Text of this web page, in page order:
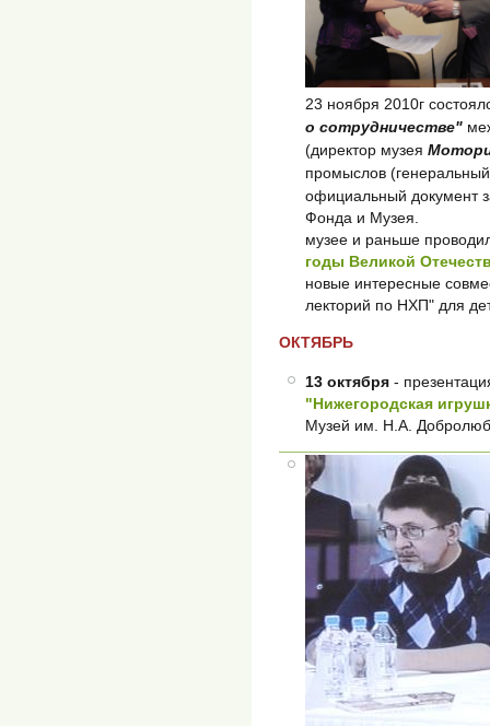
23 ноября 2010г
о сотрудничестве"
(директор музея
промыслов
официальный документ
Фонда и Музея.
музее и раньше
годы Великой
новые интересные
лекторий по НХП" для
ОКТЯБРЬ
13 октября -
"Нижегородская
Музей им. Н.А.